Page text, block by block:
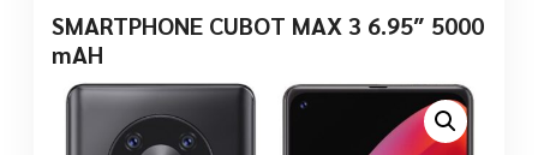
25 May, 2022
SMARTPHONE CUBOT MAX 3 6.95″ 5000
mAH